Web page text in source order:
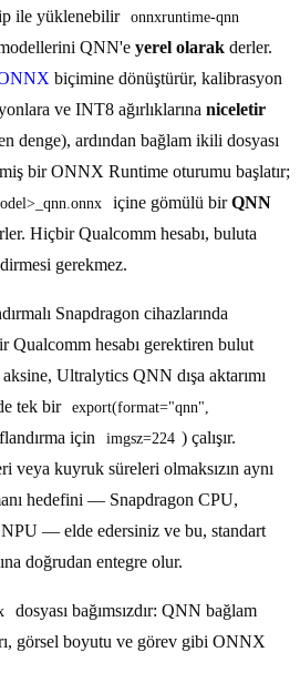
ile yüklenebilir onnxruntime-qnn
QNN'e yerel olarak derler.
biçimine dönüştürür, kalibrasyon
ve INT8 ağırlıklarına niceletir
denge), ardından bağlam ikili dosyası
bir ONNX Runtime oturumu başlatır;
içine gömülü birQNN
Hiçbir Qualcomm hesabı, buluta
gerekmez.
Snapdragon cihazlarında
Qualcomm hesabı gerektiren bulut
aksine, Ultralytics QNN dışa aktarımı
tek bir export(format="qnn",
için imgsz=224 ) çalışır.
kuyruk süreleri olmaksızın aynı
hedefini — Snapdragon CPU,
— elde edersiniz ve bu, standart
doğrudan entegre olur.
dosyası bağımsızdır: QNN bağlam
görsel boyutu ve görev gibi ONNX